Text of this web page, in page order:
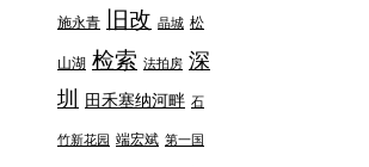
施永青 旧改 晶城 松
山湖 检索 法拍房 深
圳
田禾塞纳河畔 石
竹新花园 端宏斌 第一国